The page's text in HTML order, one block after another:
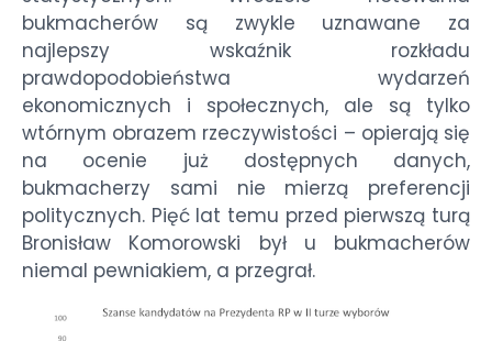
bukmacherów są zwykle uznawane za
najlepszy wskaźnik rozkładu
prawdopodobieństwa wydarzeń
ekonomicznych i społecznych, ale są tylko
wtórnym obrazem rzeczywistości – opierają się
na ocenie już dostępnych danych,
bukmacherzy sami nie mierzą preferencji
politycznych. Pięć lat temu przed pierwszą turą
Bronisław Komorowski był u bukmacherów
niemal pewniakiem, a przegrał.